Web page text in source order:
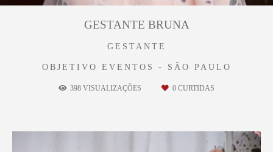
GESTANTE
OBJETIVO EVENTOS - SÃO PAULO
GESTANTE BRUNA
398 VISUALIZAÇÕES 0 CURTIDAS